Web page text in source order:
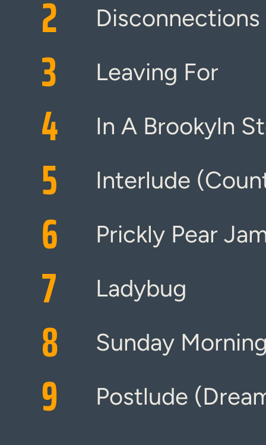
2 Disconnections
3 Leaving For
4 In A Brookyln
5 Interlude
6 Prickly Pear
7 Ladybug
8 Sunday
9 Postlude